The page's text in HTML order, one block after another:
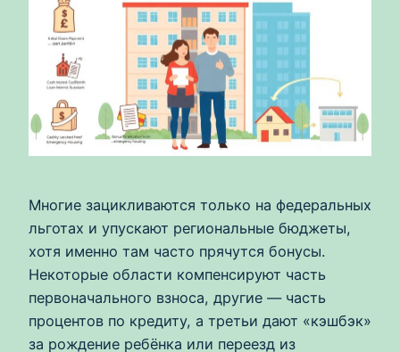
Многие зацикливаются только на федеральных
льготах и упускают региональные бюджеты,
хотя именно там часто прячутся бонусы.
Некоторые области компенсируют часть
первоначального взноса, другие — часть
процентов по кредиту, а третьи дают «кэшбэк»
за рождение ребёнка или переезд из